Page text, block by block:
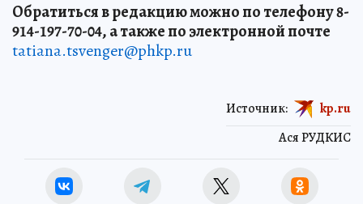
Обратиться в редакцию можно по телефону 8-
914-197-70-04, а также по электронной почте
tatiana.tsvenger@phkp.ru
Ася РУДКИС
Источник: kp.ru